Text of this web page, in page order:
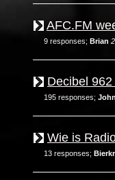
AFC.FM
9 responses; Brian
Decibel
195 responses; John
Wie is
13 responses;